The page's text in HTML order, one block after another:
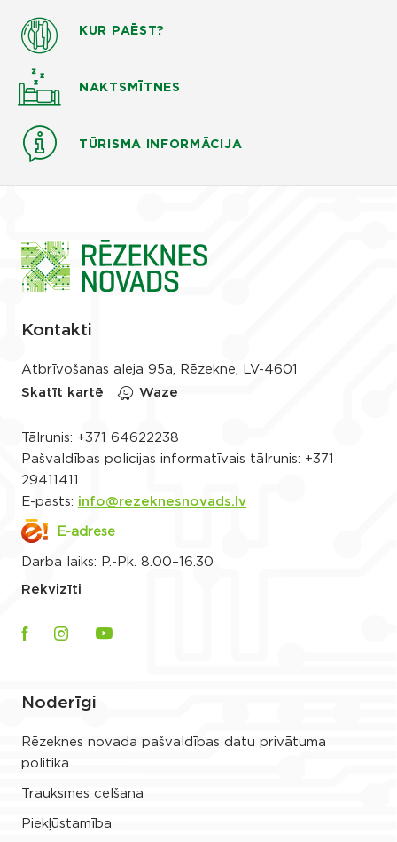
KUR PAĒST?
NAKTSMĪTNES
TŪRISMA INFORMĀCIJA
Kontakti
Atbrīvošanas aleja 95a, Rēzekne, LV-4601
Skatīt kartē
Waze
Tālrunis: +371 64622238
Pašvaldības policijas informatīvais tālrunis: +371
29411411
E-pasts: info@rezeknesnovads.lv
E-adrese
Darba laiks: P.-Pk. 8.00–16.30
Rekvizīti
Noderīgi
Rēzeknes novada pašvaldības datu privātuma
politika
Trauksmes celšana
Piekļūstamība